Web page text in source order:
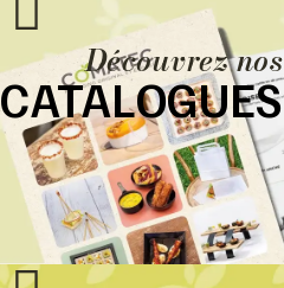
Découvrez nos
CATALOGUES